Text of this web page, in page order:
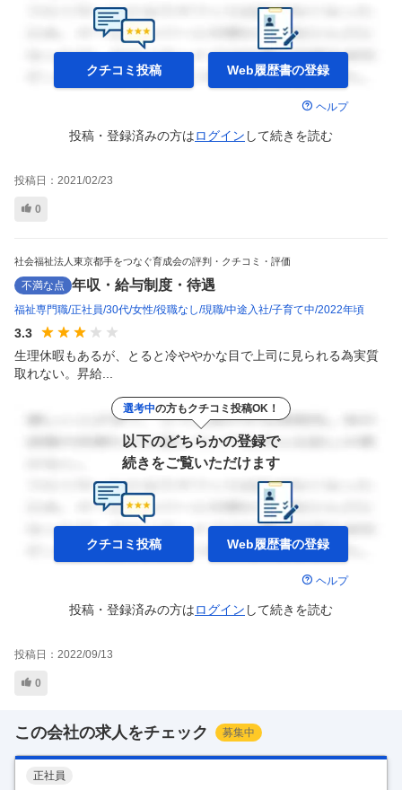
クチコミ投稿 Web履歴書の登録
ヘルプ
投稿・登録済みの方はログイン して続きを読む
投稿日： 2021/02/23
0
社会福祉法人東京都手をつなぐ育成会の評判・クチコミ・評価
不満な点 年収・給与制度・待遇
福祉専門職 正社員 30代 女性 役職なし 現職 中途入社 子育て中 2022年頃
3.3
生理休暇もあるが、とると冷ややかな目で上司に見られる為実質
取れない。昇給...
選考中の方もクチコミ投稿OK！
以下のどちらかの登録で
続きをご覧いただけます
クチコミ投稿 Web履歴書の登録
ヘルプ
投稿・登録済みの方はログイン して続きを読む
投稿日： 2022/09/13
0
この会社の求人をチェック 募集中
正社員